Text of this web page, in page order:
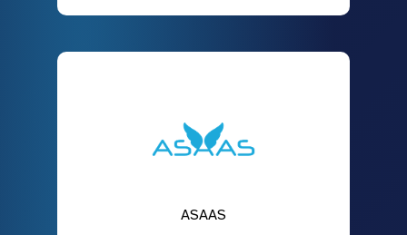
ASAAS